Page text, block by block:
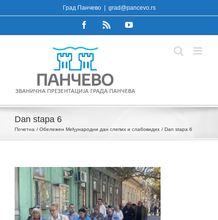
to
Град Панчево grad@pancevo.rs
FacebookRss YouTube
Dan stapa 6
Почетна Oбележен Међународни дан слепих и слабовидих Dan stapa 6